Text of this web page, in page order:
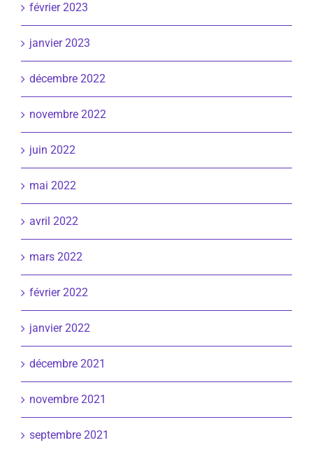
février 2023
janvier 2023
décembre 2022
novembre 2022
juin 2022
mai 2022
avril 2022
mars 2022
février 2022
janvier 2022
décembre 2021
novembre 2021
septembre 2021